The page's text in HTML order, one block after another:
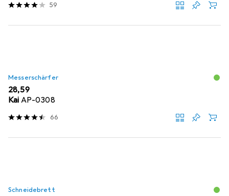
59
Messerschärfer
EUR
28,59
Kai AP-0308
66
Schneidebrett